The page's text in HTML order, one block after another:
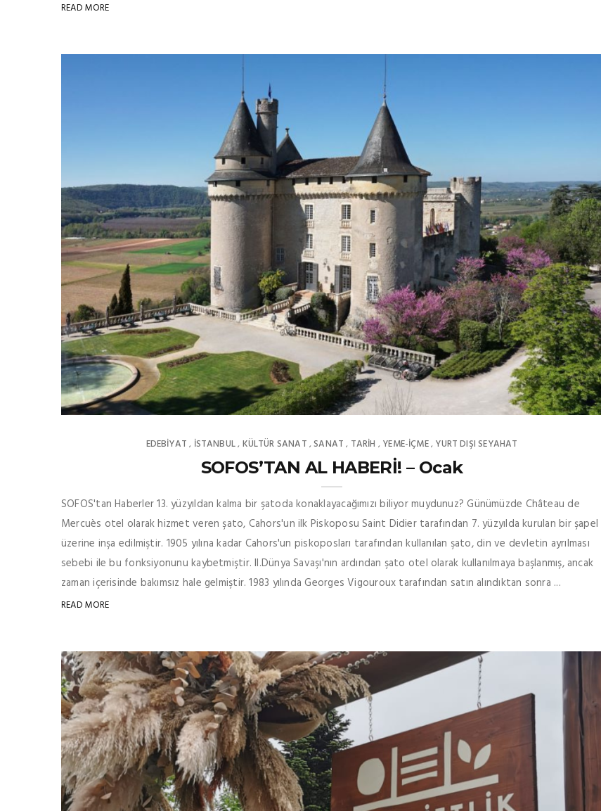
READ MORE
EDEBIYAT , İSTANBUL, KÜLTÜR SANAT ,SANAT , TARİH , YEME-İÇME, YURT DIŞI SEYAHAT
SOFOS’TAN AL HABERİ! – Ocak
SOFOS'tan Haberler 13. yüzyıldan kalma bir şatoda konaklayacağımızı biliyor muydunuz? Günümüzde Château de
Mercuès otel olarak hizmet veren şato, Cahors'un ilk Piskoposu Saint Didier tarafından 7. yüzyılda kurulan bir şapel
üzerine inşa edilmiştir. 1905 yılına kadar Cahors'un piskoposları tarafından kullanılan şato, din ve devletin ayrılması
sebebi ile bu fonksiyonunu kaybetmiştir. II.Dünya Savaşı'nın ardından şato otel olarak kullanılmaya başlanmış, ancak
zaman içerisinde bakımsız hale gelmiştir. 1983 yılında Georges Vigouroux tarafından satın alındıktan sonra ...
READ MORE